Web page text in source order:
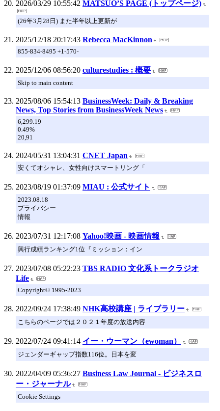
2026/03/29 10:55:42 MATSUO’S PAGE (トップページ)
(26年3月28日) また半年以上更新が
2025/12/18 20:17:43 Rebecca MacKinnon
855-834-8495 +1-570-
2025/12/06 08:56:20 culturestudies : 概要
Skip to main content
2025/08/06 15:54:13 BusinessWeek: Daily & Breaking
News, Top Stories from BusinessWeek News
6,299.19
0.49%
20,91
2024/05/31 13:04:31 CNET Japan
安くてオシャレ、女性向けスマートリング「
2023/08/19 01:37:09 MIAU : 公式サイト
2023.08.18
プライバシー
情報
2023/07/31 12:17:08 Yahoo!映画 - 映画情報
興行成績ランキング1位『ミッション：イン
2023/07/08 05:22:23 TBS RADIO 文化系トークラジオ
Life
Copyright© 1995-2023
2022/09/24 17:38:49 NHK高校講座 | ライブラリー
こちらのページでは２０２１年度の放送内容
2022/07/24 09:41:14 イー・ウーマン（ewoman）
ジェンダーギャップ指数116位。日本を変
2022/04/09 05:36:27 Business Law Journal - ビジネスロ
ー・ジャーナル
Cookie Settings